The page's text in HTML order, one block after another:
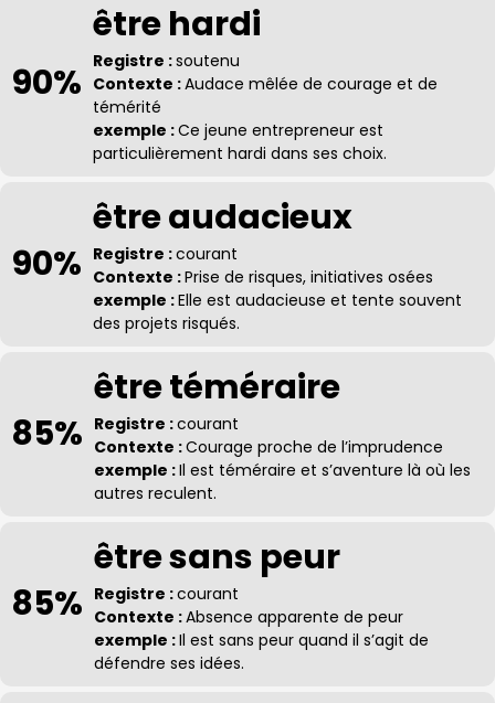
90%
être hardi
Registre :soutenu
Contexte :Audace mêlée de courage et de
témérité
exemple :Ce jeune entrepreneur est
particulièrement hardi dans ses choix.
90%
être audacieux
Registre :courant
Contexte :Prise de risques, initiatives osées
exemple :Elle est audacieuse et tente souvent
des projets risqués.
85%
être téméraire
Registre :courant
Contexte :Courage proche de l’imprudence
exemple :Il est téméraire et s’aventure là où les
autres reculent.
85%
être sans peur
Registre :courant
Contexte :Absence apparente de peur
exemple :Il est sans peur quand il s’agit de
défendre ses idées.